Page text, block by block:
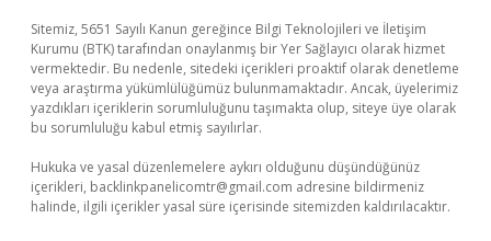
Sitemiz, 5651 Sayılı Kanun gereğince Bilgi Teknolojileri ve İletişim
Kurumu (BTK) tarafından onaylanmış bir Yer Sağlayıcı olarak hizmet
vermektedir. Bu nedenle, sitedeki içerikleri proaktif olarak denetleme
veya araştırma yükümlülüğümüz bulunmamaktadır. Ancak, üyelerimiz
yazdıkları içeriklerin sorumluluğunu taşımakta olup, siteye üye olarak
bu sorumluluğu kabul etmiş sayılırlar.
Hukuka ve yasal düzenlemelere aykırı olduğunu düşündüğünüz
içerikleri, backlinkpanelicomtr@gmail.com adresine bildirmeniz
halinde, ilgili içerikler yasal süre içerisinde sitemizden kaldırılacaktır.